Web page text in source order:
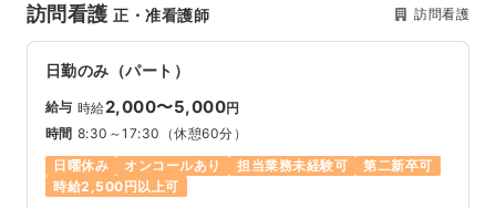
訪問看護正・准看護師 訪問看護
日勤のみ（パート）
給与 時給2,000〜5,000円
時間 8:30～17:30 （休憩60分）
日曜休み
オンコールあり 担当業務未経験可
第二新卒可
時給2,500円以上可